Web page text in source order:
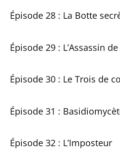
Épisode 28 : La Botte
Épisode 29 : L’Assassin
Épisode 30 : Le Trois de
Épisode 31 :
Épisode 32 : L’Imposteur